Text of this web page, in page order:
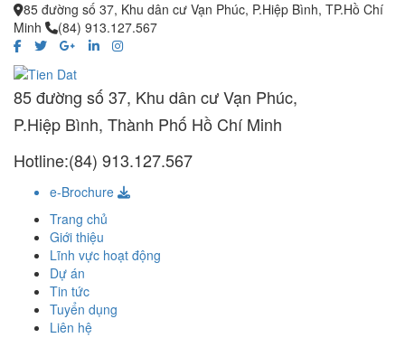
85 đường số 37, Khu dân cư Vạn Phúc, P.Hiệp Bình, TP.Hồ Chí
Minh
(84) 913.127.567
85 đường số 37, Khu dân cư Vạn Phúc,
P.Hiệp Bình, Thành Phố Hồ Chí Minh
Hotline:(84) 913.127.567
e-Brochure
Trang chủ
Giới thiệu
Lĩnh vực hoạt động
Dự án
Tin tức
Tuyển dụng
Liên hệ